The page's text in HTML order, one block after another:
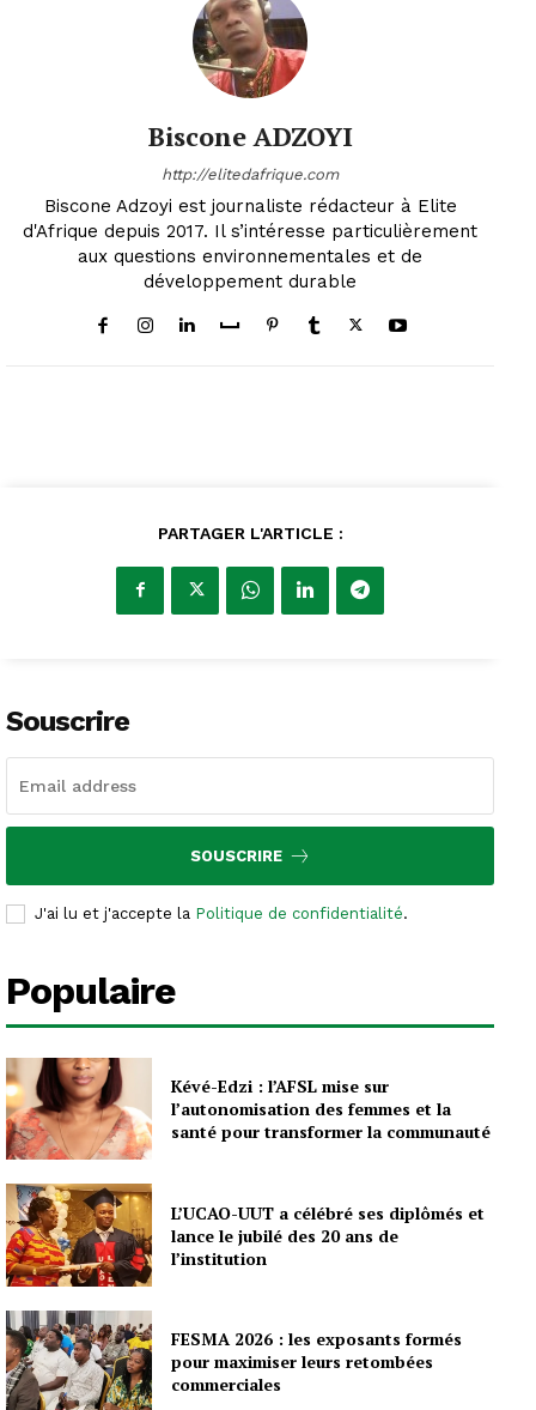
Biscone ADZOYI
http://elitedafrique.com
Biscone Adzoyi est journaliste rédacteur à Elite
d'Afrique depuis 2017. Il s’intéresse particulièrement
aux questions environnementales et de
développement durable
PARTAGER L'ARTICLE :
Souscrire
SOUSCRIRE
J'ai lu et j'accepte la Politique de confidentialité.
Populaire
Kévé-Edzi : l’AFSL mise sur
l’autonomisation des femmes et la
santé pour transformer la communauté
L’UCAO-UUT a célébré ses diplômés et
lance le jubilé des 20 ans de
l’institution
FESMA 2026 : les exposants formés
pour maximiser leurs retombées
commerciales